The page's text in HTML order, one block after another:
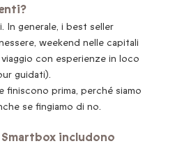
In generale, i best seller
weekend nelle capitali
con esperienze in loco
guidati).
finiscono prima, perché siamo
se fingiamo di no.
includono